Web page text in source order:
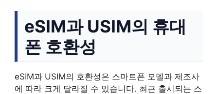
eSIM과 USIM의 휴대
폰 호환성
eSIM과 USIM의 호환성은 스마트폰 모델과 제조사
에 따라 크게 달라질 수 있습니다. 최근 출시되는 스